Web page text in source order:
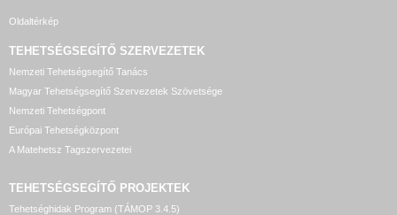
Oldaltérkép
TEHETSÉGSEGÍTŐ SZERVEZETEK
Nemzeti Tehetségsegítő Tanács
Magyar Tehetségsegítő Szervezetek Szövetsége
Nemzeti Tehetségpont
Európai Tehetségközpont
A Matehetsz Tagszervezetei
TEHETSÉGSEGÍTŐ PROJEKTEK
Tehetséghidak Program (TÁMOP 3.4.5)